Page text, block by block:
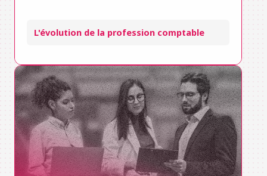
L'évolution de la profession comptable